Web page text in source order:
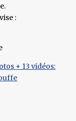
:
+ 13 vidéos: